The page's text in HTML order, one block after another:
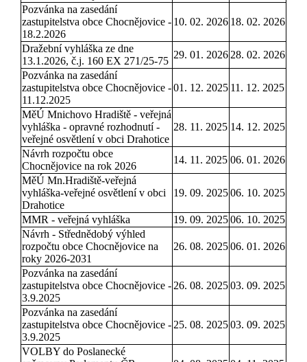
Pozvánka na zasedání
zastupitelstva obce Chocnějovice -
18.2.2026
10. 02. 2026 18. 02. 2026
Dražební vyhláška ze dne
13.1.2026, č.j. 160 EX 271/25-75
29. 01. 2026 28. 02. 2026
Pozvánka na zasedání
zastupitelstva obce Chocnějovice -
11.12.2025
01. 12. 2025 11. 12. 2025
MěÚ Mnichovo Hradiště - veřejná
vyhláška - opravné rozhodnutí -
veřejné osvětlení v obci Drahotice
28. 11. 2025 14. 12. 2025
Návrh rozpočtu obce
Chocnějovice na rok 2026
14. 11. 2025 06. 01. 2026
MěÚ Mn.Hradiště-veřejná
vyhláška-veřejné osvětlení v obci
Drahotice
19. 09. 202506. 10. 2025
MMR - veřejná vyhláška 19. 09. 202506. 10. 2025
Návrh - Střednědobý výhled
rozpočtu obce Chocnějovice na
roky 2026-2031
26. 08. 202506. 01. 2026
Pozvánka na zasedání
zastupitelstva obce Chocnějovice -
3.9.2025
26. 08. 202503. 09. 2025
Pozvánka na zasedání
zastupitelstva obce Chocnějovice -
3.9.2025
25. 08. 202503. 09. 2025
VOLBY do Poslanecké